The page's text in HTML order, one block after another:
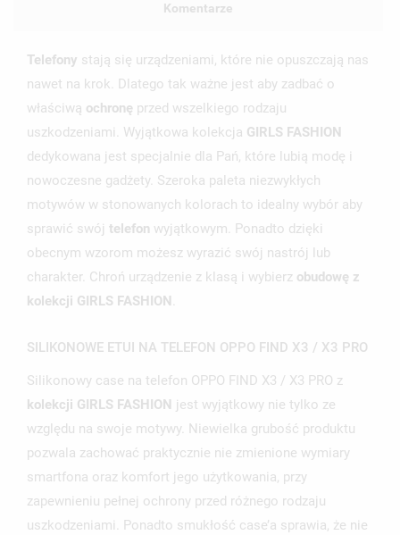
Komentarze
Telefony stają się urządzeniami, które nie opuszczają nas
nawet na krok. Dlatego tak ważne jest aby zadbać o
właściwą ochronę przed wszelkiego rodzaju
uszkodzeniami. Wyjątkowa kolekcja GIRLS FASHION
dedykowana jest specjalnie dla Pań, które lubią modę i
nowoczesne gadżety. Szeroka paleta niezwykłych
motywów w stonowanych kolorach to idealny wybór aby
sprawić swój telefon wyjątkowym. Ponadto dzięki
obecnym wzorom możesz wyrazić swój nastrój lub
charakter. Chroń urządzenie z klasą i wybierz obudowę z
kolekcji GIRLS FASHION
SILIKONOWE ETUI NA TELEFON OPPO FIND X3 / X3 PRO
Silikonowy case na telefon OPPO FIND X3 / X3 PRO z
kolekcji GIRLS FASHION jest wyjątkowy nie tylko ze
względu na swoje motywy. Niewielka grubość produktu
pozwala zachować praktycznie nie zmienione wymiary
smartfona oraz komfort jego użytkowania, przy
zapewnieniu pełnej ochrony przed różnego rodzaju
uszkodzeniami. Ponadto smukłość case’a sprawia, że nie
MOJE LISTY ŻYCZEŃ
UTWÓRZ NOWĄ LISTĘ
UTWÓRZ LISTĘ ŻYCZEŃ
NAZWA LISTY ŻYCZEŃ
ANULUJ UTWÓRZ LISTĘ ŻYCZEŃ
ZALOGUJ SIĘ
MUSISZ BYĆ ZALOGOWANY BY ZAPISAĆ PRODUKTY NA
SWOJEJ LIŚCIE ŻYCZEŃ.
ZALOGUJ SIĘ